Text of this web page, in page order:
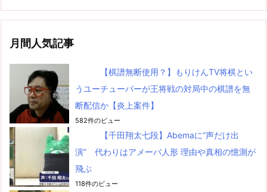
月間人気記事
【棋譜無断使用？】もりけんTV将棋とい
うユーチューバーが王将戦の対局中の棋譜を無
断配信か【炎上案件】
582件のビュー
【千田翔太七段】Abemaに”声だけ出
演” 代わりはアメーバ人形 理由や真相の憶測が
飛ぶ
118件のビュー